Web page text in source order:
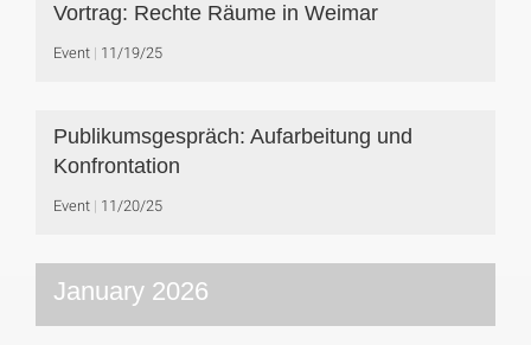
Vortrag: Rechte Räume in Weimar
Event 11/19/25
Publikumsgespräch: Aufarbeitung und
Konfrontation
Event 11/20/25
January 2026